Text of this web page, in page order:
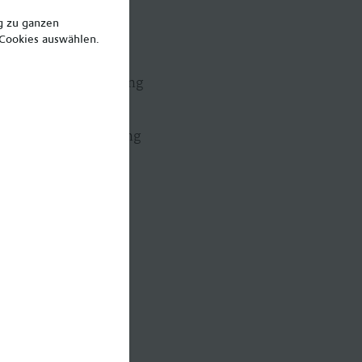
in der Entwicklung
auf Unterstützung
zu ganzen
auswählen.